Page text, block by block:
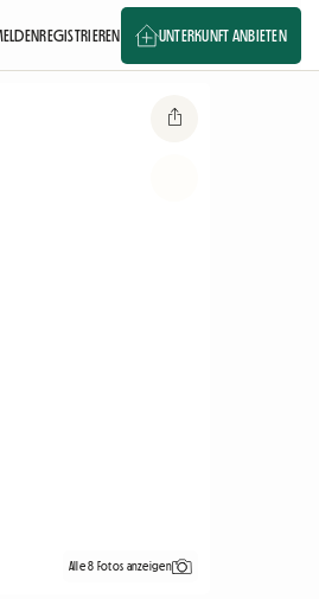
REGISTRIEREN UNTERKUNFT ANBIETEN
Alle 8 Fotos anzeigen